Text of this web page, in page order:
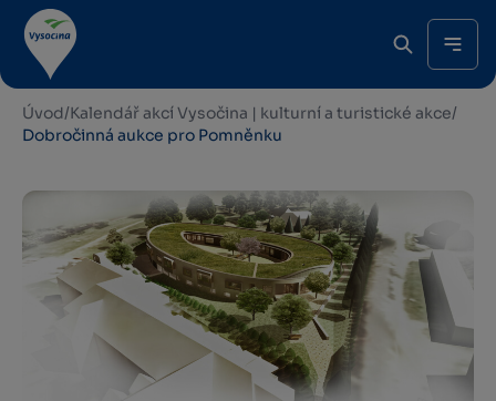
Úvod/Kalendář akcí Vysočina | kulturní a turistické akce/
Dobročinná aukce pro Pomněnku